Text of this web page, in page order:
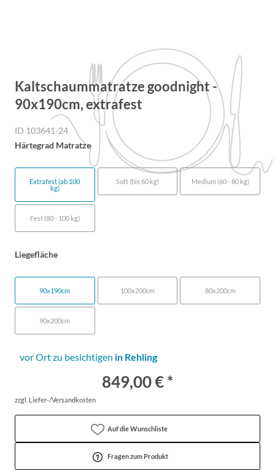
Kaltschaummatratze goodnight -
90x190cm, extrafest
ID 103641-24
Härtegrad Matratze
Extrafest (ab 100
kg)
Soft (bis 60 kg) Medium (60 - 80 kg)
Fest (80 - 100 kg)
Liegefläche
90x190cm 100x200cm 80x200cm
90x200cm
vor Ort zu besichtigen in Rehling
849,00 € *
zzgl. Liefer-/Versandkosten
Auf die Wunschliste
Fragen zum Produkt